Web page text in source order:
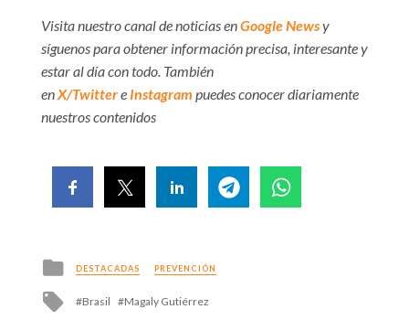
Visita nuestro canal de noticias enGoogle Newsy
síguenos para obtener información precisa, interesante y
estar al día con todo. También
enX/Twittere Instagram puedes conocer diariamente
nuestros contenidos
Posted
in
DESTACADAS PREVENCIÓN
Tagged
Brasil
Magaly Gutiérrez